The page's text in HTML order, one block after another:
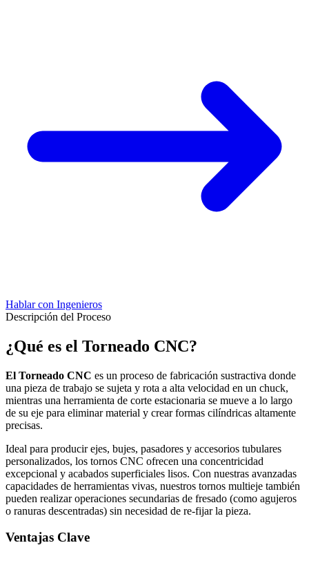
Hablar con Ingenieros
Descripción del Proceso
¿Qué es el Torneado CNC?
El Torneado CNC es un proceso de fabricación sustractiva donde
una pieza de trabajo se sujeta y rota a alta velocidad en un chuck,
mientras una herramienta de corte estacionaria se mueve a lo largo
de su eje para eliminar material y crear formas cilíndricas altamente
precisas.
Ideal para producir ejes, bujes, pasadores y accesorios tubulares
personalizados, los tornos CNC ofrecen una concentricidad
excepcional y acabados superficiales lisos. Con nuestras avanzadas
capacidades de herramientas vivas, nuestros tornos multieje también
pueden realizar operaciones secundarias de fresado (como agujeros
o ranuras descentradas) sin necesidad de re-fijar la pieza.
Ventajas Clave